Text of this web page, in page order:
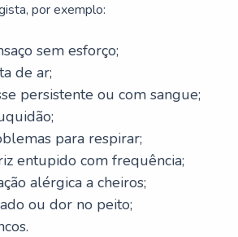
por exemplo:
sem esforço;
de ar;
persistente ou com sangue;
para respirar;
entupido com frequência;
alérgica a cheiros;
ou dor no peito;